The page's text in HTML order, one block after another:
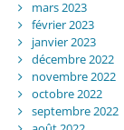
mars 2023
février 2023
janvier 2023
décembre 2022
novembre 2022
octobre 2022
septembre 2022